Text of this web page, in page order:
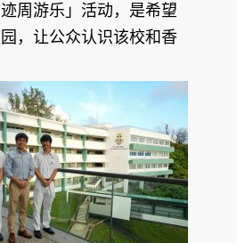
周游乐」活动，是希望
，让公众认识该校和香